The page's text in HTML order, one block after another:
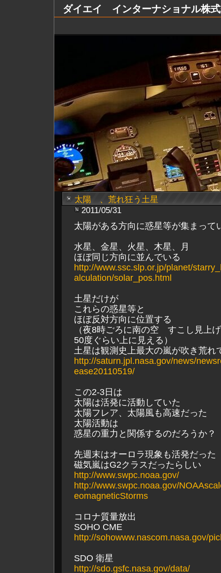
ダイエイ インターナショナル株
太陽 、荒れ狂う土星
2011/05/31
太陽がある方向に惑星等が集まって
水星、金星、火星、木星、月
ほぼ同じ方向に並んでいる
http://www.ssc.slp.or.jp/planet/
alculation/solar_pos.html
土星だけが
これらの惑星等と
ほぼ反対方向に位置する
（夜8時ごろに南の空 すこし見上
50度ぐらい上に見える）
土星は観測史上最大の嵐が吹き荒れ
http://saturn.jpl.nasa.gov/news/
ease20110519/
この2-3日は
太陽は活発に活動していた
太陽フレア、太陽風も高速だった
太陽活動は
惑星の重力と関係するのだろうか？
先週末はオーロラ現象も活発だった
磁気嵐はG2クラスだったらしい
http://www.swpc.noaa.gov/
http://www.swpc.noaa.gov/
eomagneticStorms
コロナ質量放出
SOHO CME
http://sohowww.nascom.nasa.gov/
SDO 衛星
http://sdo.gsfc.nasa.gov/data/